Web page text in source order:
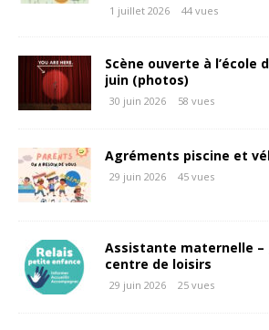
1 juillet 2026 44 vues
Scène ouverte à l’école
juin (photos)
30 juin 2026 58 vues
Agréments piscine et
29 juin 2026 45 vues
Assistante maternelle –
centre de loisirs
29 juin 2026 25 vues